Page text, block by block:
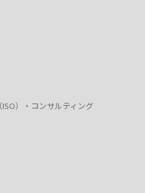
）・コンサルティング